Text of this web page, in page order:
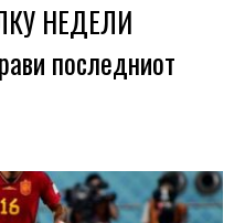
НЕДЕЛИ
последниот